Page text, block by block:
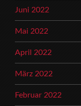
Juni 2022
Mai 2022
April 2022
März 2022
Februar 2022